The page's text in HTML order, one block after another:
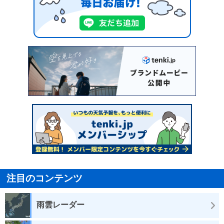
注目のコンテンツ
雨雲レーダー